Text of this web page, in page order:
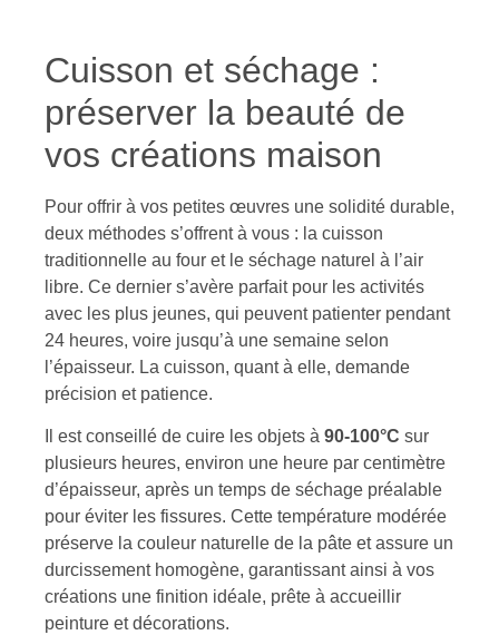
Cuisson et séchage :
préserver la beauté de
vos créations maison
Pour offrir à vos petites œuvres une solidité durable,
deux méthodes s’offrent à vous : la cuisson
traditionnelle au four et le séchage naturel à l’air
libre. Ce dernier s’avère parfait pour les activités
avec les plus jeunes, qui peuvent patienter pendant
24 heures, voire jusqu’à une semaine selon
l’épaisseur. La cuisson, quant à elle, demande
précision et patience.
Il est conseillé de cuire les objets à 90-100°C sur
plusieurs heures, environ une heure par centimètre
d’épaisseur, après un temps de séchage préalable
pour éviter les fissures. Cette température modérée
préserve la couleur naturelle de la pâte et assure un
durcissement homogène, garantissant ainsi à vos
créations une finition idéale, prête à accueillir
peinture et décorations.